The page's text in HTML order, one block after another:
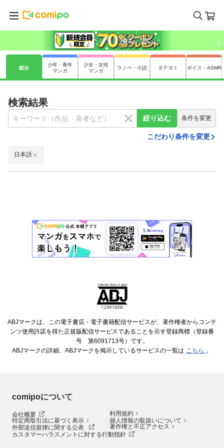
総合
少年・青年
マンガ
少女・女性
マンガ
ラノベ・小説 タテヨミ ボイス・ASMR
検索結果
絞り込む 条件を変更
こだわり条件を変更
日本語
ABJマークは、この電子書店・電子書籍配信サービスが、著作権者からコンテ
ンツ使用許諾を得た正規版配信サービスであることを示す登録商標（登録番
号 第6091713号）です。
ABJマークの詳細、ABJマークを掲示しているサービスの一覧は こちら 。
comipoについて
会社概要
利用規約
特定商取引法に基づく表示
個人情報の取扱いについて
外部送信規律に関する公表
著作権と不正アクセス
カスタマーハラスメントに対する行動指針